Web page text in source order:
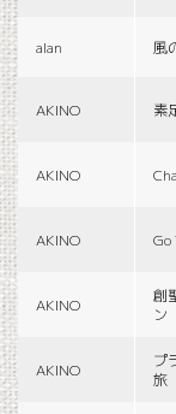
alan 風
AKINO 素
AKINO
AKINO Go
AKINO
創
ン
AKINO
プ
旅